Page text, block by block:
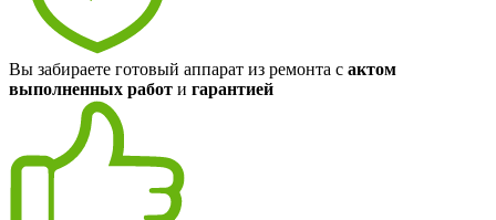
Вы забираете готовый аппарат из ремонта с актом
выполненных работ и гарантией